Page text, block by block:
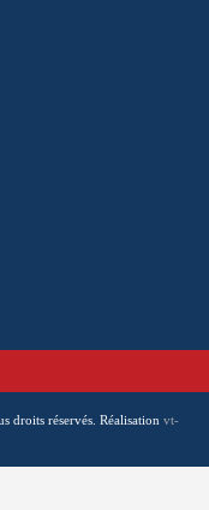
droits réservés. Réalisation vt-